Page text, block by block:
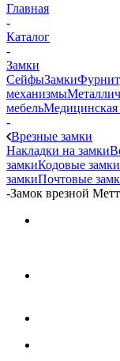
Главная
-
Каталог
-
Замки
СейфыЗамки
механизмы
мебельМедицинская
-
Врезные замки
Накладки на замки
замкиКодовые замки
замкиПочтовые
-Замок врезной